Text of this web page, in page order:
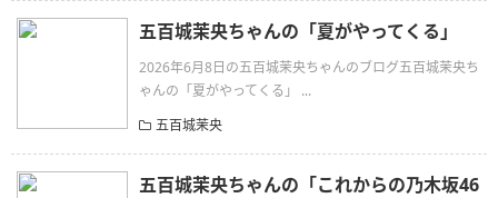
五百城茉央ちゃんの「夏がやってくる」
2026年6月8日の五百城茉央ちゃんのブログ五百城茉央ち
ゃんの「夏がやってくる」 ...
五百城茉央
五百城茉央ちゃんの「これからの乃木坂46